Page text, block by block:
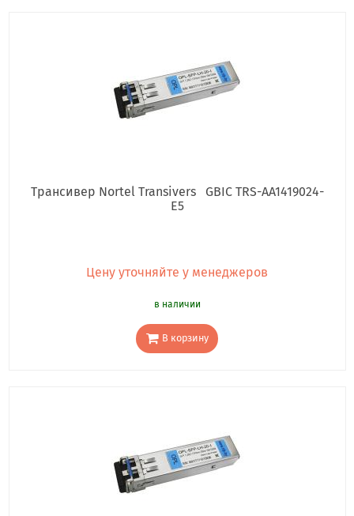
Трансивер Nortel Transivers GBIC TRS-AA1419024-
E5
Цену уточняйте у менеджеров
в наличии
В корзину